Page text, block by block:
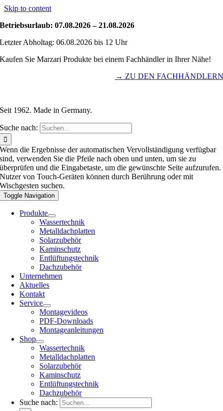
Skip to content
Betriebsurlaub: 07.08.2026 – 21.08.2026
Letzter Abholtag: 06.08.2026 bis 12 Uhr
Kaufen Sie Marzari Produkte bei einem Fachhändler in Ihrer Nähe!
→ ZU DEN FACHHÄNDLERN
Seit 1962. Made in Germany.
Suche nach:
Wenn die Ergebnisse der automatischen Vervollständigung verfügbar
sind, verwenden Sie die Pfeile nach oben und unten, um sie zu
überprüfen und die Eingabetaste, um die gewünschte Seite aufzurufen.
Nutzer von Touch-Geräten können durch Berührung oder mit
Wischgesten suchen.
Toggle Navigation
Produkte
Wassertechnik
Metalldachplatten
Solarzubehör
Kaminschutz
Entlüftungstechnik
Dachzubehör
Unternehmen
Aktuelles
Kontakt
Service
Montagevideos
PDF-Downloads
Montageanleitungen
Shop
Wassertechnik
Metalldachplatten
Solarzubehör
Kaminschutz
Entlüftungstechnik
Dachzubehör
Suche nach: